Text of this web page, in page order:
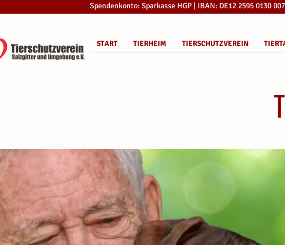
Spendenkonto: Sparkasse HGP | IBAN: DE12 2595 0130
START TIERHEIM TIERSCHUTZVEREIN